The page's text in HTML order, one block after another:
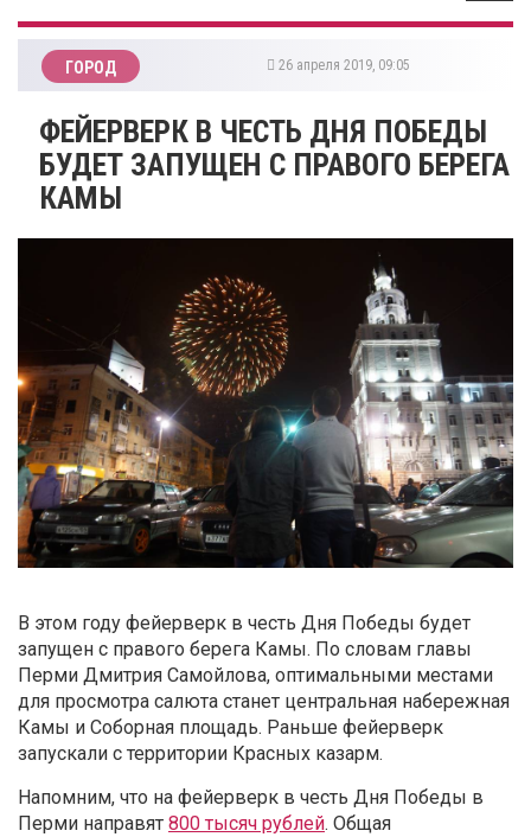
ГОРОД 26 апреля 2019, 09:05
ФЕЙЕРВЕРК В ЧЕСТЬ ДНЯ ПОБЕДЫ
БУДЕТ ЗАПУЩЕН С ПРАВОГО БЕРЕГА
КАМЫ
В этом году фейерверк в честь Дня Победы будет
запущен с правого берега Камы. По словам главы
Перми Дмитрия Самойлова, оптимальными местами
для просмотра салюта станет центральная набережная
Камы и Соборная площадь. Раньше фейерверк
запускали с территории Красных казарм.
Напомним, что на фейерверк в честь Дня Победы в
Перми направят 800 тысяч рублей. Общая